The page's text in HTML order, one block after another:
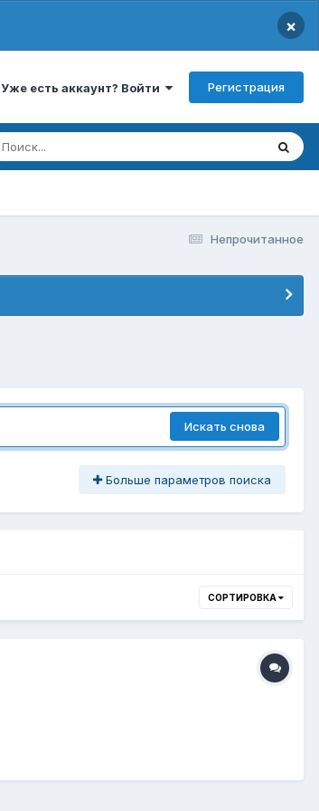
×
Уже есть аккаунт? Войти Регистрация
Непрочитанное
Искать снова
Больше параметров поиска
СОРТИРОВКА